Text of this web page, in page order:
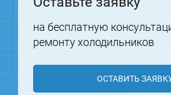
на бесплатную
ремонту холодильников
ОСТАВИТЬ